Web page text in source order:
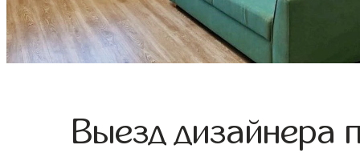
Выезд дизайнера